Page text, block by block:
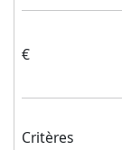
€
Critères